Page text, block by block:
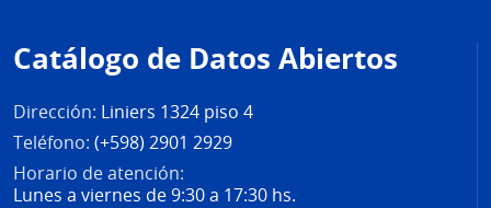
de
página
Catálogo de Datos Abiertos
Dirección: Liniers 1324 piso 4
Teléfono: (+598) 2901 2929
Horario de atención:
Lunes a viernes de 9:30 a 17:30 hs.